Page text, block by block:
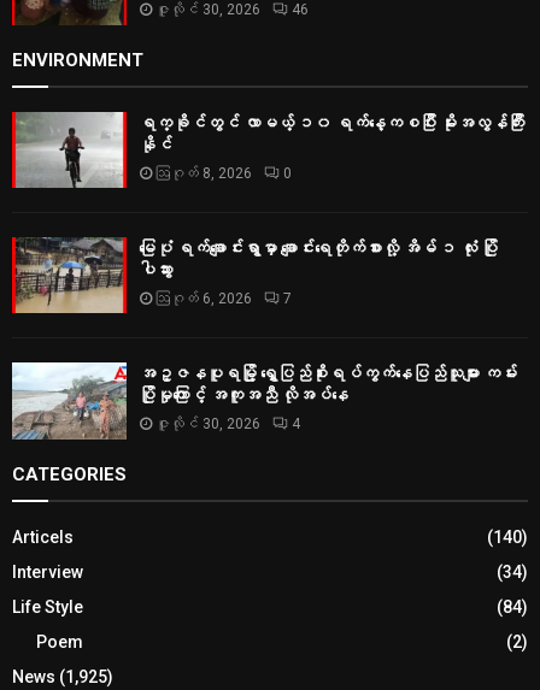
ဇူလိုင် 30, 2026 46
ENVIRONMENT
ရက္ခိုင်တွင် လာမယ့် ၁၀ ရက်နေ့ကစပြီး မိုးအလွန်ကြီး
နိုင်
ဩဂုတ် 8, 2026 0
မြေပုံ ရက်ချောင်းရွာမှာ ချောင်းရေတိုက်စားလို့ အိမ် ၁ လုံး ပြို
ပါသွား
ဩဂုတ် 6, 2026 7
အဥ္ဇနပူရမြို့ ရွှေပြည်စိုးရပ်ကွက်နေပြည်သူများ ကမ်း
ပြိုမှုကြောင့် အကူအညီ လိုအပ်နေ
ဇူလိုင် 30, 2026 4
CATEGORIES
Articels
(140)
Interview
(34)
Life Style
(84)
Poem
(2)
News (1,925)